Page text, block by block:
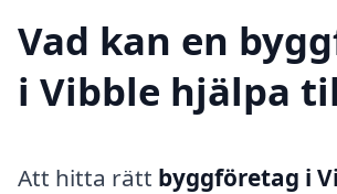
Vad kan en
i Vibble hjälpa
Att hitta rätt byggföretag i